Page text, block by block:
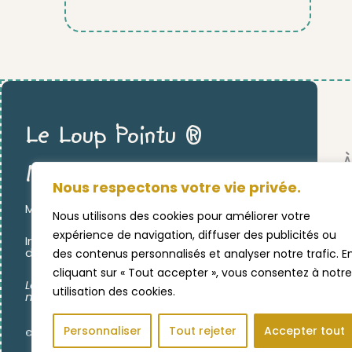
Nous respectons votre vie privée.
Nous utilisons des cookies pour améliorer votre
expérience de navigation, diffuser des publicités ou
des contenus personnalisés et analyser notre trafic.
cliquant sur « Tout accepter », vous consentez à notre
utilisation des cookies.
Personnaliser Tout rejeter Accepter tout
Le Loup Pointu ®
Montessori
MATÉRIEL ÉDUCATIF & PÉDAGOGIQUE
Inspiration MONTESSORI pour PROFESSIONNELS
de la PETITE ENFANCE et / ou à LA MAISON.
Langage, miniatures, phonologie,
mathématiques, activités sensorielles …
©2024 LE LOUP POINTU ♡ UNE CRÉATIONEVERANDYOU